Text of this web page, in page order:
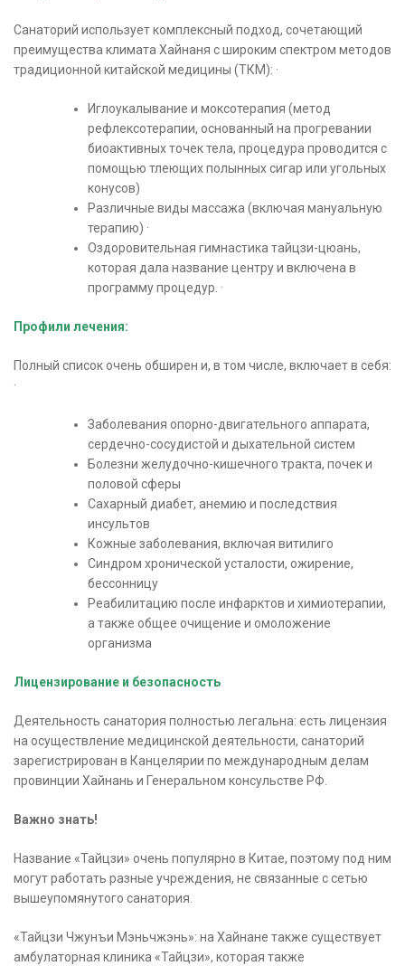
Санаторий использует комплексный подход, сочетающий
преимущества климата Хайнаня с широким спектром методов
традиционной китайской медицины (ТКМ): ·
Иглоукалывание и моксотерапия (метод
рефлексотерапии, основанный на прогревании
биоактивных точек тела, процедура проводится с
помощью тлеющих полынных сигар или угольных
конусов)
Различные виды массажа (включая мануальную
терапию) ·
Оздоровительная гимнастика тайцзи-цюань,
которая дала название центру и включена в
программу процедур. ·
Профили лечения:
Полный список очень обширен и, в том числе, включает в себя:
·
Заболевания опорно-двигательного аппарата,
сердечно-сосудистой и дыхательной систем
Болезни желудочно-кишечного тракта, почек и
половой сферы
Сахарный диабет, анемию и последствия
инсультов
Кожные заболевания, включая витилиго
Синдром хронической усталости, ожирение,
бессонницу
Реабилитацию после инфарктов и химиотерапии,
а также общее очищение и омоложение
организма
Лицензирование и безопасность
Деятельность санатория полностью легальна: есть лицензия
на осуществление медицинской деятельности, санаторий
зарегистрирован в Канцелярии по международным делам
провинции Хайнань и Генеральном консульстве РФ.
Важно знать!
Название «Тайцзи» очень популярно в Китае, поэтому под ним
могут работать разные учреждения, не связанные с сетью
вышеупомянутого санатория.
«Тайцзи Чжунъи Мэньчжэнь»: на Хайнане также существует
амбулаторная клиника «Тайцзи», которая также